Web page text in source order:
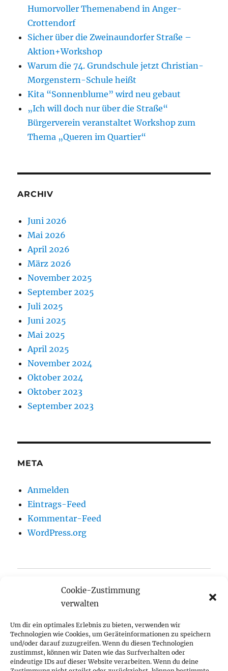
Cookie-Zustimmung
verwalten
Um dir ein optimales Erlebnis zu bieten, verwenden wir
Technologien wie Cookies, um Geräteinformationen zu speichern
und/oder darauf zuzugreifen. Wenn du diesen Technologien
zustimmst, können wir Daten wie das Surfverhalten oder
eindeutige IDs auf dieser Website verarbeiten. Wenn du deine
Humorvoller Themenabend in Anger-
Crottendorf
Sicher über die Zweinaundorfer Straße –
Aktion+Workshop
Warum die 74. Grundschule jetzt Christian-
Morgenstern-Schule heißt
Kita “Sonnenblume” wird neu gebaut
„Ich will doch nur über die Straße“
Bürgerverein veranstaltet Workshop zum
Thema „Queren im Quartier“
ARCHIV
Juni 2026
Mai 2026
April 2026
März 2026
November 2025
September 2025
Juli 2025
Juni 2025
Mai 2025
April 2025
November 2024
Oktober 2024
Oktober 2023
September 2023
META
Anmelden
Eintrags-Feed
Kommentar-Feed
WordPress.org
Anger-Crottendorfer Anzeiger
Termine
öffnen